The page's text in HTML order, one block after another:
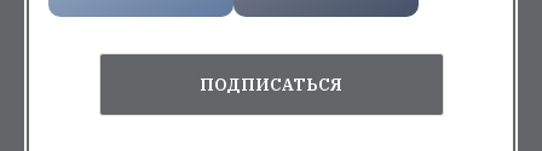
ПОДПИСАТЬСЯ